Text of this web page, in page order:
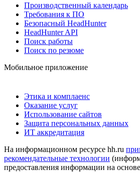
Производственный календарь
Требования к ПО
Безопасный HeadHunter
HeadHunter API
Поиск работы
Поиск по резюме
Мобильное приложение
Этика и комплаенс
Оказание услуг
Использование сайтов
Защита персональных данных
ИТ аккредитация
На информационном ресурсе hh.ru
рекомендательные технологии
предоставления информации на